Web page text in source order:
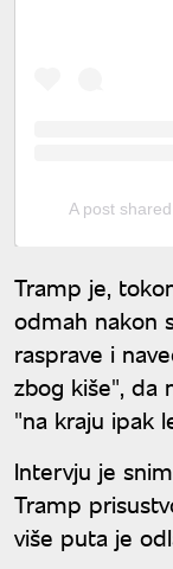
A post
Tramp je,
odmah nakon
rasprave i
zbog kiše", da
"na kraju ipak
Intervju je
Tramp
više puta je